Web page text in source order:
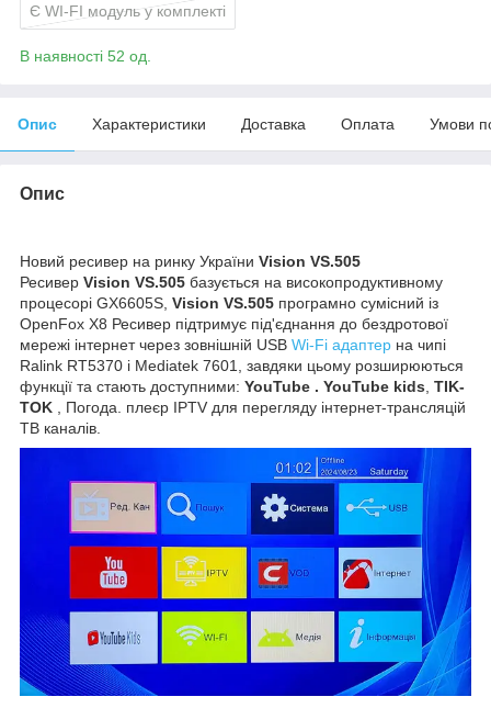
Є WI-FI модуль у комплекті
В наявності 52 од.
Опис Характеристики Доставка Оплата Умови
Опис
Новий ресивер на ринку України Vision VS.505
Ресивер Vision VS.505 базується на високопродуктивному
процесорі GX6605S, Vision VS.505 програмно сумісний із
OpenFox X8 Ресивер підтримує під'єднання до бездротової
мережі інтернет через зовнішній USB Wi-Fi адаптер на чипі
Ralink RT5370 і Mediatek 7601, завдяки цьому розширюються
функції та стають доступними: YouTube . YouTube kids TIK-
TOK , Погода. плеєр IPTV для перегляду інтернет-трансляцій
ТВ каналів.